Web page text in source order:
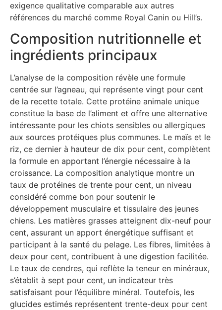
exigence qualitative comparable aux autres
références du marché comme Royal Canin ou Hill’s.
Composition nutritionnelle et
ingrédients principaux
L’analyse de la composition révèle une formule
centrée sur l’agneau, qui représente vingt pour cent
de la recette totale. Cette protéine animale unique
constitue la base de l’aliment et offre une alternative
intéressante pour les chiots sensibles ou allergiques
aux sources protéiques plus communes. Le maïs et le
riz, ce dernier à hauteur de dix pour cent, complètent
la formule en apportant l’énergie nécessaire à la
croissance. La composition analytique montre un
taux de protéines de trente pour cent, un niveau
considéré comme bon pour soutenir le
développement musculaire et tissulaire des jeunes
chiens. Les matières grasses atteignent dix-neuf pour
cent, assurant un apport énergétique suffisant et
participant à la santé du pelage. Les fibres, limitées à
deux pour cent, contribuent à une digestion facilitée.
Le taux de cendres, qui reflète la teneur en minéraux,
s’établit à sept pour cent, un indicateur très
satisfaisant pour l’équilibre minéral. Toutefois, les
glucides estimés représentent trente-deux pour cent